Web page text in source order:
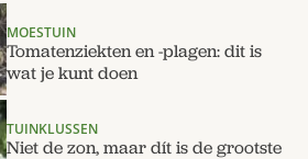
MOESTUIN
Tomatenziekten en -plagen: dit is
wat je kunt doen
TUINKLUSSEN
Niet de zon, maar dít is de grootste